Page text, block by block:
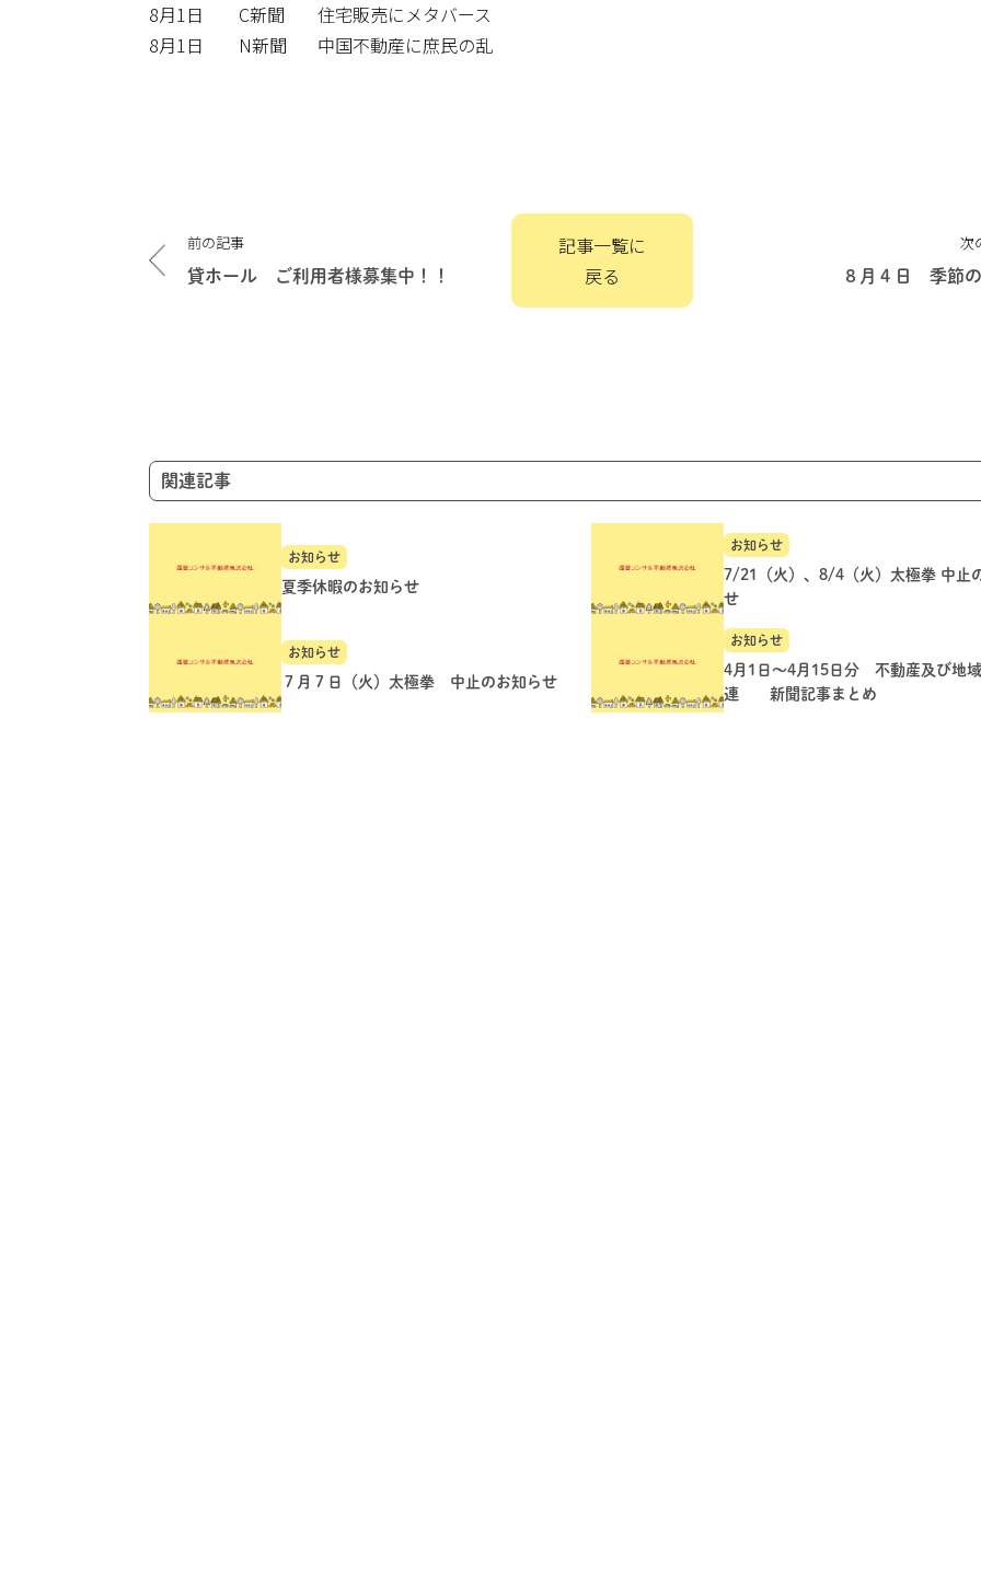
8月1日
C新聞
住宅販売にメタバース
8月1日
N新聞 中国不動産に庶民の乱
稿
ナ
前の記事
貸ホール ご利用者様募集中！！
記事一覧に
戻る
次
８月４日 季節
関連記事
お知らせ
夏季休暇のお知らせ
お知らせ
7/21（火）、8/4（火）太極拳 中止
せ
お知らせ
７月７日（火）太極拳 中止のお知らせ
お知らせ
4月1日～4月15日分 不動産及び地
連 新聞記事まとめ